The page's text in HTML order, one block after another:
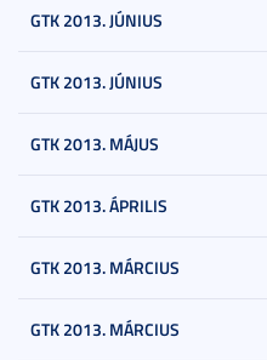
GTK 2013. JÚNIUS
GTK 2013. JÚNIUS
GTK 2013. MÁJUS
GTK 2013. ÁPRILIS
GTK 2013. MÁRCIUS
GTK 2013. MÁRCIUS